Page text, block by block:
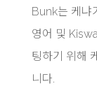
Bunk는 케냐
영어 및
팅하기 위해
니다.